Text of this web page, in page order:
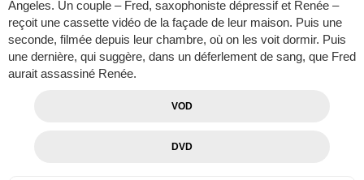
Angeles. Un couple – Fred, saxophoniste dépressif et Renée –
reçoit une cassette vidéo de la façade de leur maison. Puis une
seconde, filmée depuis leur chambre, où on les voit dormir. Puis
une dernière, qui suggère, dans un déferlement de sang, que Fred
aurait assassiné Renée.
VOD
DVD